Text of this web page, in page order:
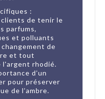
:
clients de tenir le
parfums,
et polluants
de
et tout
l'argent rhodié.
d’un
pour préserver
de l’ambre.